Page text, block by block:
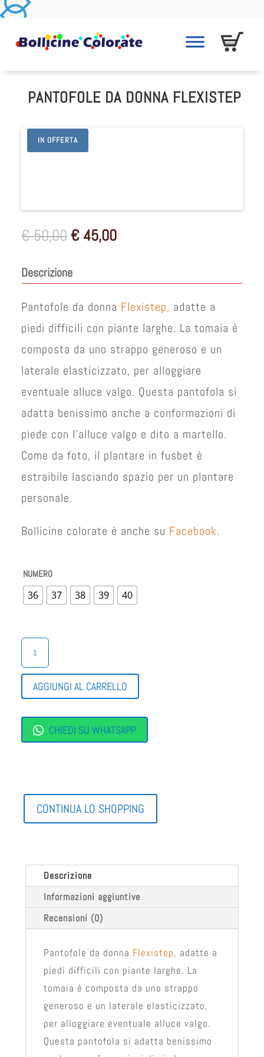
PANTOFOLE DA DONNA FLEXISTEP
IN OFFERTA
€50,00 Il
originale
era:
€ 50,00.
€45,00Il
è:
€ 45,00.
Descrizione
Pantofole da donna Flexistep, adatte a
piedi difficili con piante larghe. La tomaia è
composta da uno strappo generoso e un
laterale elasticizzato, per alloggiare
eventuale alluce valgo. Questa pantofola si
adatta benissimo anche a conformazioni di
piede con l’alluce valgo e dito a martello.
Come da foto, il plantare in fusbet è
estraibile lasciando spazio per un plantare
personale.
Bollicine colorate è anche su Facebook.
NUMERO
36 37 38 39 40
PANTOFOLE
DONNA
FLEXISTEP
QUANTITÀ
AGGIUNGI AL CARRELLO
CHIEDI SU WHATSAPP
CONTINUA LO SHOPPING
Descrizione
Informazioni aggiuntive
Recensioni (0)
Pantofole da donna Flexistep, adatte a
piedi difficili con piante larghe. La
tomaia è composta da uno strappo
generoso e un laterale elasticizzato,
per alloggiare eventuale alluce valgo.
Questa pantofola si adatta benissimo